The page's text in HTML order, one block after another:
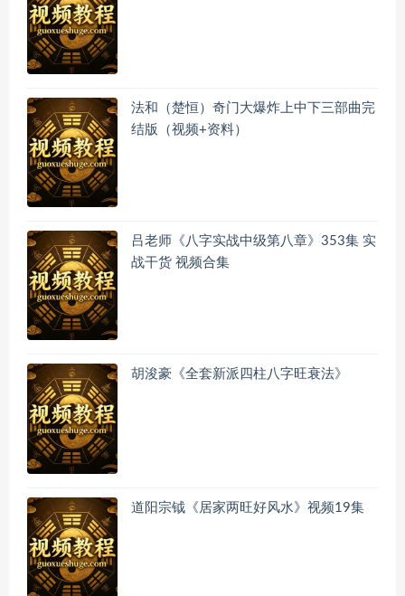
法和（楚恒）奇门大爆炸上中下三部曲完
结版（视频+资料）
吕老师《八字实战中级第八章》353集 实
战干货 视频合集
胡浚豪《全套新派四柱八字旺衰法》
道阳宗钺《居家两旺好风水》视频19集